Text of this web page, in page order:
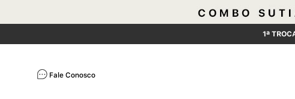
1ª
Fale Conosco